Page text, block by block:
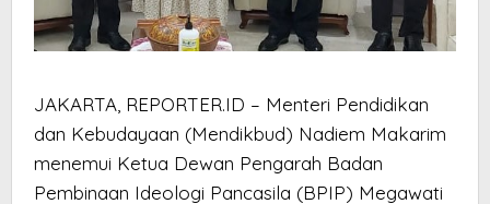
JAKARTA, REPORTER.ID – Menteri Pendidikan
dan Kebudayaan (Mendikbud) Nadiem Makarim
menemui Ketua Dewan Pengarah Badan
Pembinaan Ideologi Pancasila (BPIP) Megawati